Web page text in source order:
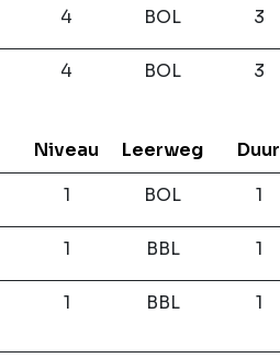
4 BOL 3
4 BOL 3
Niveau Leerweg Duur
1 BOL 1
1 BBL 1
1 BBL 1